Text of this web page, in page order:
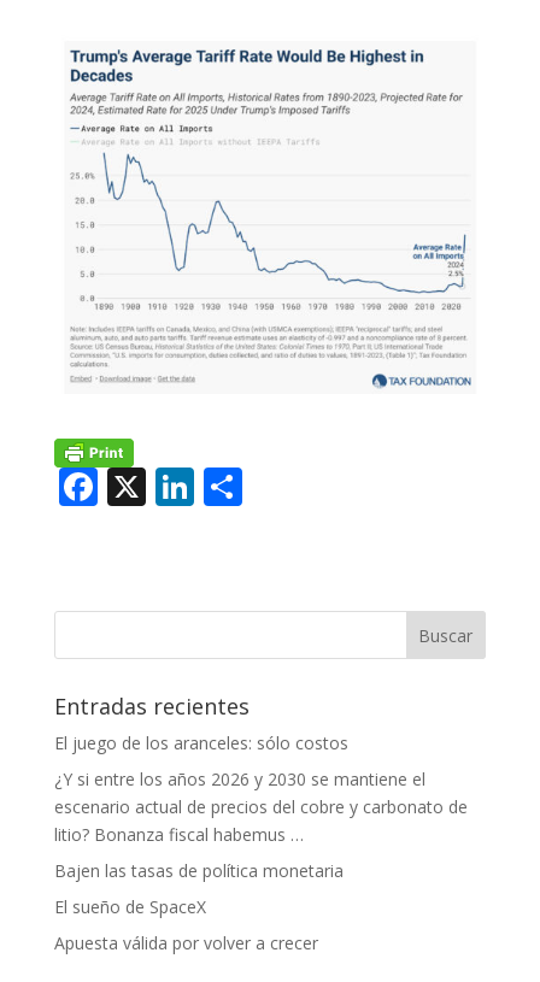
F
b
k
X Li
e
C
p
r
Entradas recientes
El juego de los aranceles: sólo costos
¿Y si entre los años 2026 y 2030 se mantiene el
escenario actual de precios del cobre y carbonato de
litio? Bonanza fiscal habemus …
Bajen las tasas de política monetaria
El sueño de SpaceX
Apuesta válida por volver a crecer